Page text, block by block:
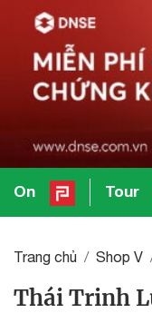
On Tour
Trang chủ Shop V
Thái Trinh